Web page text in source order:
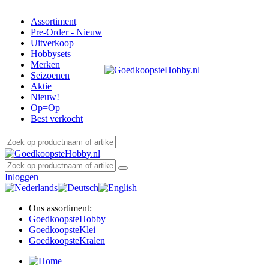
Assortiment
Pre-Order - Nieuw
Uitverkoop
Hobbysets
Merken
Seizoenen
Aktie
Nieuw!
Op=Op
Best verkocht
Inloggen
Ons assortiment:
GoedkoopsteHobby
GoedkoopsteKlei
GoedkoopsteKralen